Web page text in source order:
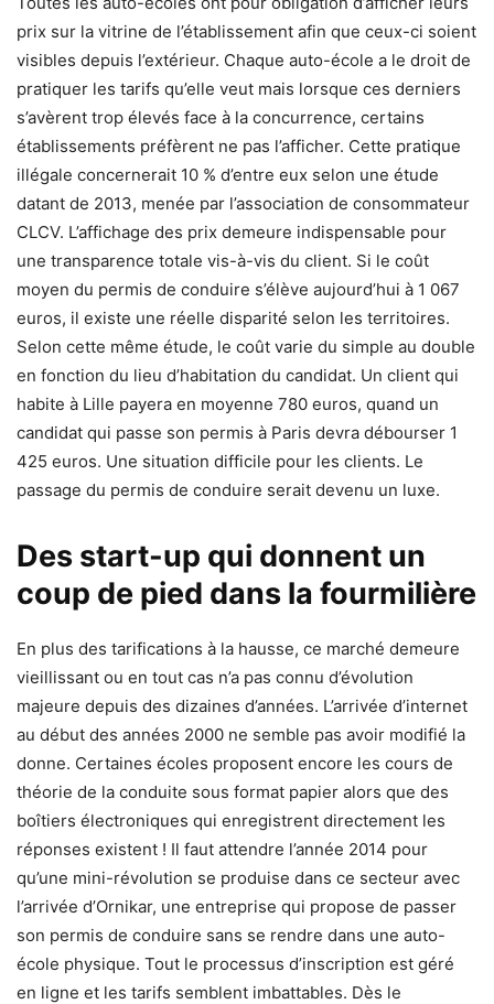
prix sur la vitrine de l’établissement afin que ceux-ci soient
visibles depuis l’extérieur. Chaque auto-école a le droit de
pratiquer les tarifs qu’elle veut mais lorsque ces derniers
s’avèrent trop élevés face à la concurrence, certains
établissements préfèrent ne pas l’afficher. Cette pratique
illégale concernerait 10 % d’entre eux selon une étude
datant de 2013, menée par l’association de consommateur
CLCV. L’affichage des prix demeure indispensable pour
une transparence totale vis-à-vis du client. Si le coût
moyen du permis de conduire s’élève aujourd’hui à 1 067
euros, il existe une réelle disparité selon les territoires.
Selon cette même étude, le coût varie du simple au double
en fonction du lieu d’habitation du candidat. Un client qui
habite à Lille payera en moyenne 780 euros, quand un
candidat qui passe son permis à Paris devra débourser 1
425 euros. Une situation difficile pour les clients. Le
passage du permis de conduire serait devenu un luxe.
Des start-up qui donnent un
coup de pied dans la fourmilière
En plus des tarifications à la hausse, ce marché demeure
vieillissant ou en tout cas n’a pas connu d’évolution
majeure depuis des dizaines d’années. L’arrivée d’internet
au début des années 2000 ne semble pas avoir modifié la
donne. Certaines écoles proposent encore les cours de
théorie de la conduite sous format papier alors que des
boîtiers électroniques qui enregistrent directement les
réponses existent ! Il faut attendre l’année 2014 pour
qu’une mini-révolution se produise dans ce secteur avec
l’arrivée d’Ornikar, une entreprise qui propose de passer
son permis de conduire sans se rendre dans une auto-
école physique. Tout le processus d’inscription est géré
en ligne et les tarifs semblent imbattables. Dès le